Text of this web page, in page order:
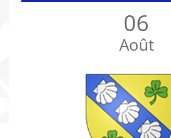
06
Août